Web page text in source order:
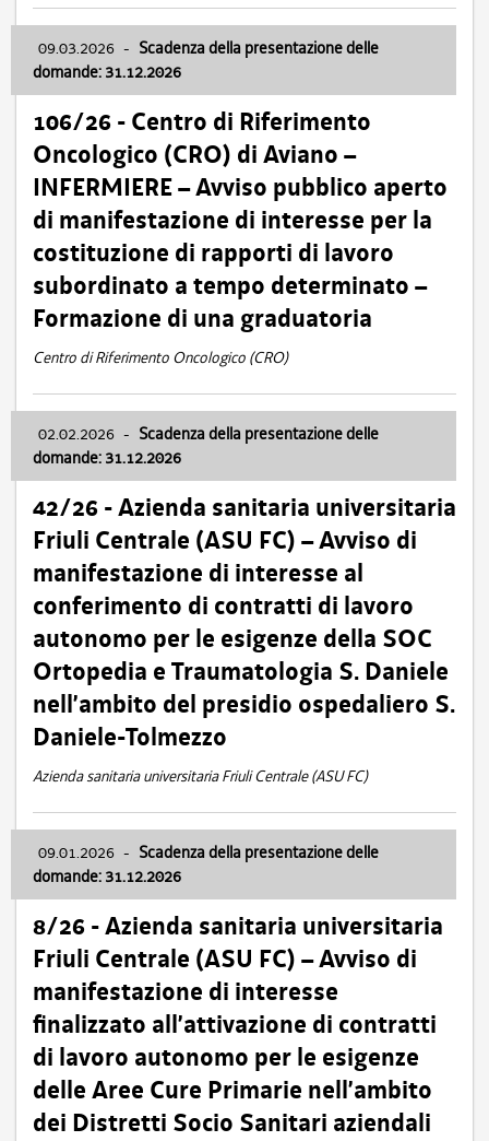
09.03.2026 - Scadenza della presentazione delle
domande: 31.12.2026
106/26 - Centro di Riferimento
Oncologico (CRO) di Aviano –
INFERMIERE – Avviso pubblico aperto
di manifestazione di interesse per la
costituzione di rapporti di lavoro
subordinato a tempo determinato –
Formazione di una graduatoria
Centro di Riferimento Oncologico (CRO)
02.02.2026 - Scadenza della presentazione delle
domande: 31.12.2026
42/26 - Azienda sanitaria universitaria
Friuli Centrale (ASU FC) – Avviso di
manifestazione di interesse al
conferimento di contratti di lavoro
autonomo per le esigenze della SOC
Ortopedia e Traumatologia S. Daniele
nell’ambito del presidio ospedaliero S.
Daniele-Tolmezzo
Azienda sanitaria universitaria Friuli Centrale (ASU FC)
09.01.2026 - Scadenza della presentazione delle
domande: 31.12.2026
8/26 - Azienda sanitaria universitaria
Friuli Centrale (ASU FC) – Avviso di
manifestazione di interesse
finalizzato all’attivazione di contratti
di lavoro autonomo per le esigenze
delle Aree Cure Primarie nell’ambito
dei Distretti Socio Sanitari aziendali